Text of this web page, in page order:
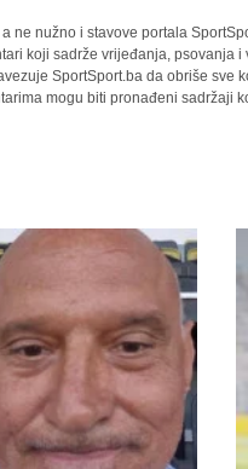
ne nužno i stavove portala
koji sadrže vrijeđanja, psovanja i
SportSport.ba da obriše sve
mogu biti pronađeni sadržaji